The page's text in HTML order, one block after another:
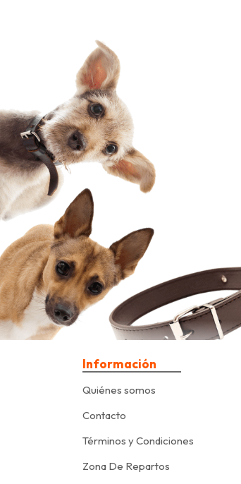
Información
Quiénes somos
Contacto
Términos y Condiciones
Zona De Repartos